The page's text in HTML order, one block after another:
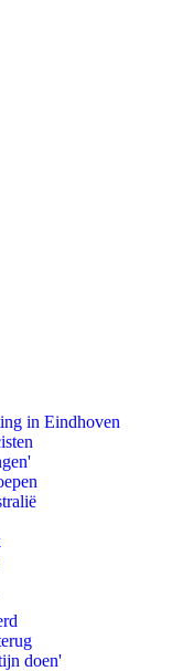
in Eindhoven
doen'